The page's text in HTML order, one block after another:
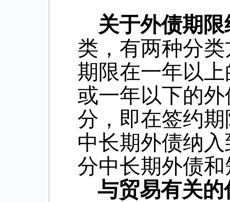
关于外债期
类，有两种分
期限在一年以
或一年以下的
分，即在签约
中长期外债纳
分中长期外债
与贸易有关的